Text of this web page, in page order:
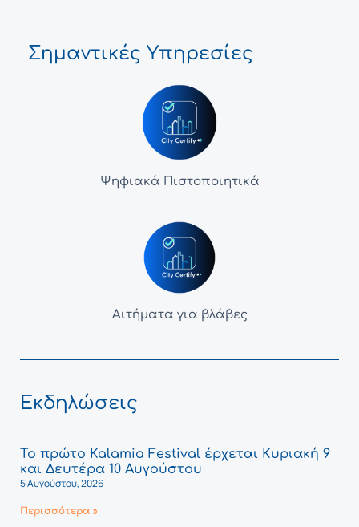
Σημαντικές Υπηρεσίες
Ψηφιακά Πιστοποιητικά
Αιτήματα για βλάβες
Εκδηλώσεις
Το πρώτο Kalamia Festival έρχεται Κυριακή 9
και Δευτέρα 10 Αυγούστου
5 Αυγούστου, 2026
Περισσότερα »